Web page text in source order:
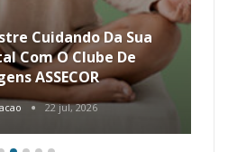
Cuidando Da Sua
Com O Clube De
ASSECOR
22 jul, 2026